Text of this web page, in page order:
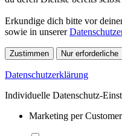
Erkundige dich bitte vor
sowie in unserer
Zustimmen Nur erforderliche
Datenschutzerklärung
Individuelle Datenschutz-
Marketing per